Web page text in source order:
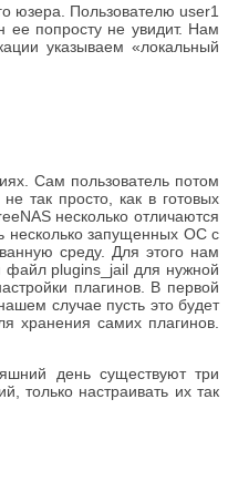
юзера. Пользователю user1
ее попросту не увидит. Нам
указываем «локальный
Сам пользователь потом
так просто, как в готовых
несколько отличаются
несколько запущенных ОС с
среду. Для этого нам
файл plugins_jail для нужной
плагинов. В первой
случае пусть это будет
хранения самих плагинов.
день существуют три
только настраивать их так